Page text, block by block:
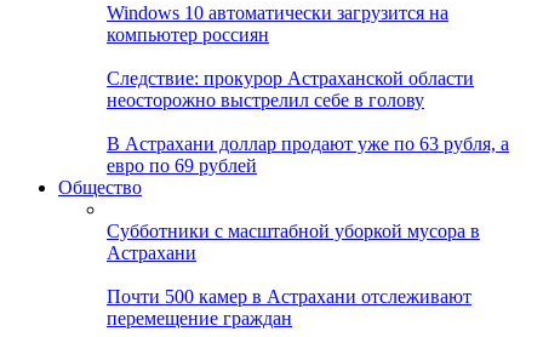
Windows 10 автоматически загрузится на
компьютер россиян
Следствие: прокурор Астраханской области
неосторожно выстрелил себе в голову
В Астрахани доллар продают уже по 63 рубля, а
евро по 69 рублей
Общество
Субботники с масштабной уборкой мусора в
Астрахани
Почти 500 камер в Астрахани отслеживают
перемещение граждан